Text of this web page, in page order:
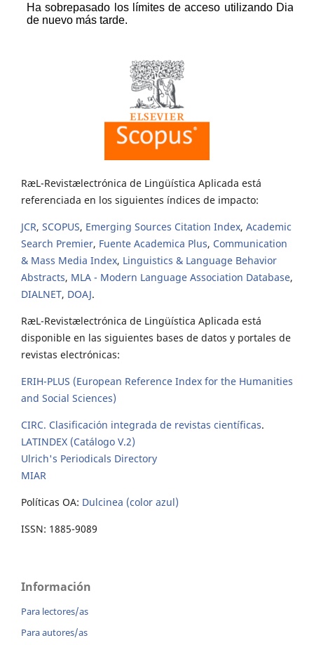
RæL-Revistælectrónica de Lingüística Aplicada está
referenciada en los siguientes índices de impacto:
JCR, SCOPUS, Emerging Sources Citation Index, Academic
Search Premier, Fuente Academica Plus, Communication
& Mass Media Index, Linguistics & Language Behavior
Abstracts, MLA - Modern Language Association Database,
DIALNET, DOAJ.
RæL-Revistælectrónica de Lingüística Aplicada está
disponible en las siguientes bases de datos y portales de
revistas electrónicas:
ERIH-PLUS (European Reference Index for the Humanities
and Social Sciences)
CIRC. Clasificación integrada de revistas científicas.
LATINDEX (Catálogo V.2)
Ulrich's Periodicals Directory
MIAR
Políticas OA: Dulcinea (color azul)
ISSN: 1885-9089
Información
Para lectores/as
Para autores/as